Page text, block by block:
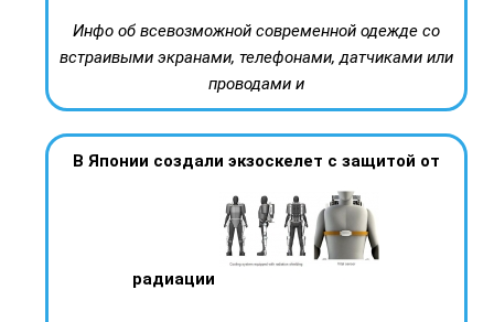
Инфо об всевозможной современной одежде со
встраивыми экранами, телефонами, датчиками или
проводами и
В Японии создали экзоскелет с защитой от
радиации